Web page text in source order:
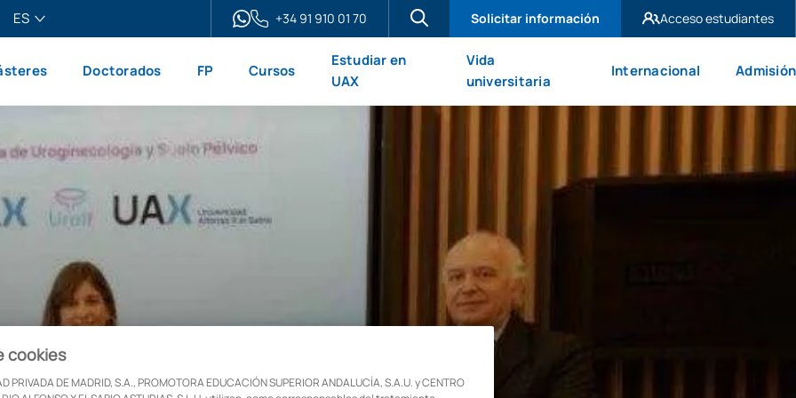
ES
+34 91 910 01 70 Solicitar información
Acceso estudiantes
UAX Mare Nostrum
Doctorados FP Cursos
Estudiar en
UAX
Vida
universitaria
Internacional Admisión
cookies
PRIVADA DE MADRID, S.A., PROMOTORA EDUCACIÓN SUPERIOR ANDALUCÍA, S.A.U. y CENTRO